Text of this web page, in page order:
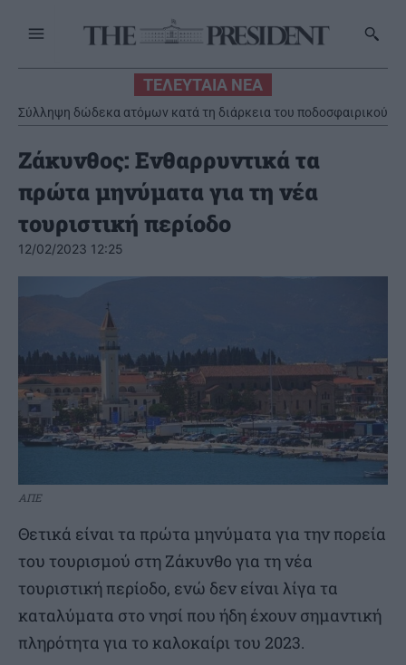
ΤΕΛΕΥΤΑΙΑ ΝΕΑ
Σύλληψη δώδεκα ατόμων κατά τη διάρκεια του ποδοσφαιρικού
αγώνα στο ΟΑΚΑ την Τετάρτη 5 Αυγούστου
Ζάκυνθος: Ενθαρρυντικά τα
πρώτα μηνύματα για τη νέα
τουριστική περίοδο
12/02/2023 12:25
ΑΠΕ
Θετικά είναι τα πρώτα μηνύματα για την πορεία
του τουρισμού στη Ζάκυνθο για τη νέα
τουριστική περίοδο, ενώ δεν είναι λίγα τα
καταλύματα στο νησί που ήδη έχουν σημαντική
πληρότητα για το καλοκαίρι του 2023.